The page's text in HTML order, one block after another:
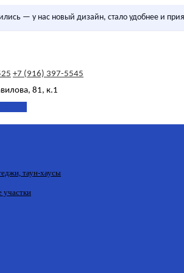
— у нас новый дизайн, стало удобнее и
+7 (916) 397-5545
81, к.1
таун-хаусы
участки